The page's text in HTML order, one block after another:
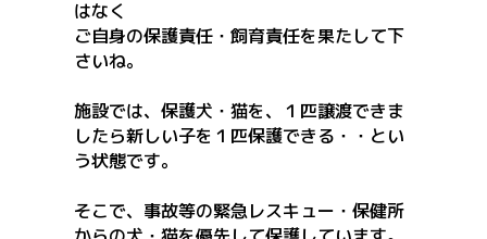
はなく
ご自身の保護責任・飼育責任を果たして下
さいね。
施設では、保護犬・猫を、１匹譲渡できま
したら新しい子を１匹保護できる・・とい
う状態です。
そこで、事故等の緊急レスキュー・保健所